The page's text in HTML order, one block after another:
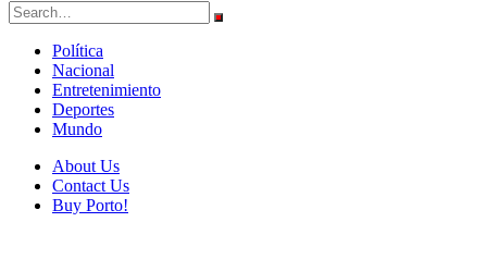
Política
Nacional
Entretenimiento
Deportes
Mundo
About Us
Contact Us
Buy Porto!